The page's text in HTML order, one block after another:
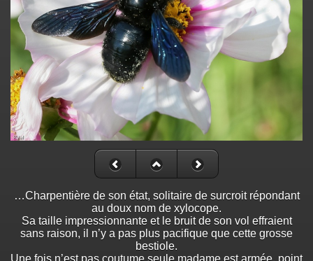
…Charpentière de son état, solitaire de surcroit répondant
au doux nom de xylocope.
Sa taille impressionnante et le bruit de son vol effraient
sans raison, il n’y a pas plus pacifique que cette grosse
bestiole.